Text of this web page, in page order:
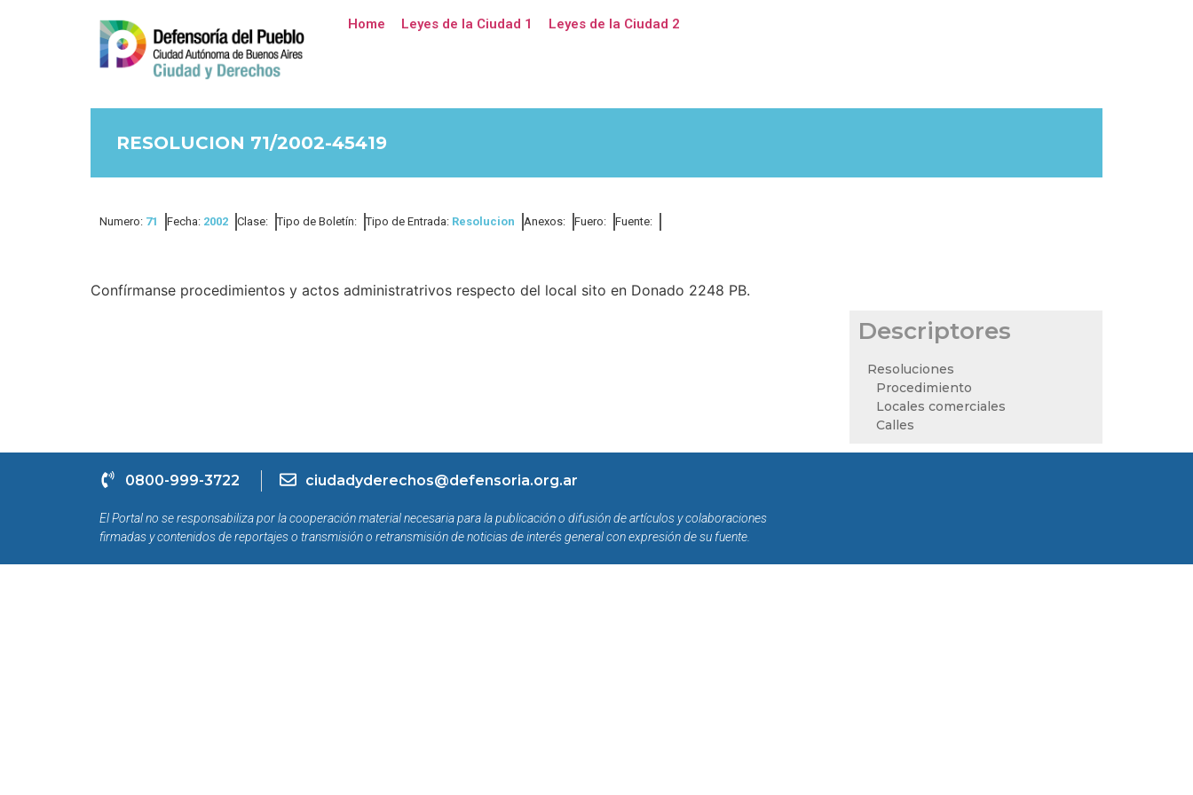
Home Leyes de la Ciudad 1 Leyes de la Ciudad 2
RESOLUCION 71/2002-45419
Numero: 71 Fecha: 2002 Clase: Tipo de Boletín: Tipo de Entrada: Resolucion Anexos: Fuero: Fuente:
Confírmanse procedimientos y actos administratrivos respecto del local sito en Donado 2248 PB.
Descriptores
Resoluciones
Procedimiento
Locales comerciales
Calles
0800-999-3722 ciudadyderechos@defensoria.org.ar
El Portal no se responsabiliza por la cooperación material necesaria para la publicación o difusión de artículos y colaboraciones
firmadas y contenidos de reportajes o transmisión o retransmisión de noticias de interés general con expresión de su fuente.